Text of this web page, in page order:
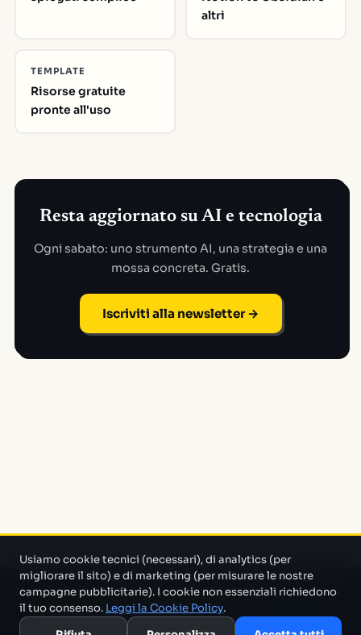
altri
TEMPLATE
Risorse gratuite
pronte all'uso
Resta aggiornato su AI e tecnologia
Ogni sabato: uno strumento AI, una strategia e una
mossa concreta. Gratis.
Iscriviti alla newsletter →
Un progetto di Marco Monty Montemagno
che cerca in mezzo al casino e ti porta solo quello che serve.
Usiamo cookie tecnici (necessari), di analytics (per
migliorare il sito) e di marketing (per misurare le nostre
campagne pubblicitarie). I cookie non essenziali richiedono
il tuo consenso. Leggi la Cookie Policy.